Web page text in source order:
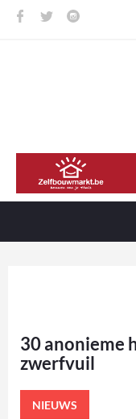
30 anonieme
zwerfvuil
NIEUWS